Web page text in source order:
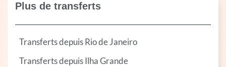
Plus de transferts
Transferts depuis Rio de Janeiro
Transferts depuis Ilha Grande